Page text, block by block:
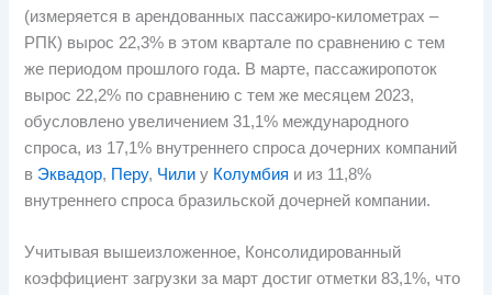
(измеряется в арендованных пассажиро-километрах –
РПК) вырос 22,3% в этом квартале по сравнению с тем
же периодом прошлого года. В марте, пассажиропоток
вырос 22,2% по сравнению с тем же месяцем 2023,
обусловлено увеличением 31,1% международного
спроса, из 17,1% внутреннего спроса дочерних компаний
в Эквадор, Перу, Чили у Колумбия и из 11,8%
внутреннего спроса бразильской дочерней компании.
Учитывая вышеизложенное, Консолидированный
коэффициент загрузки за март достиг отметки 83,1%, что